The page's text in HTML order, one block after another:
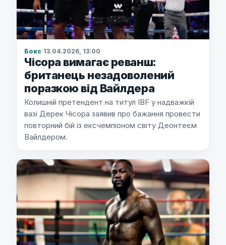
Бокс·13.04.2026, 13:00
Чісора вимагає реванш:
британець незадоволений
поразкою від Вайлдера
Колишній претендент на титул IBF у надважкій
вазі Дерек Чісора заявив про бажання провести
повторний бій із ексчемпіоном світу Деонтеєм
Вайлдером.